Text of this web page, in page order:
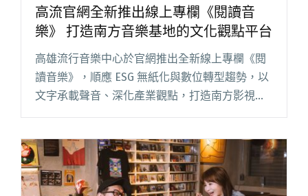
高流官網全新推出線上專欄《閱讀音
樂》 打造南方音樂基地的文化觀點平台
高雄流行音樂中心於官網推出全新線上專欄《閱
讀音樂》，順應 ESG 無紙化與數位轉型趨勢，以
文字承載聲音、深化產業觀點，打造南方影視音
基地的文化平台。 《閱讀音樂》首波由資深音樂
伍孟軒、因奉等重量級音閱讀全文 "高流官網全
新推出線上專欄《閱讀音樂》 打造南方音樂基地
的文化觀點平台"